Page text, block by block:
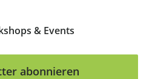
& Events
abonnieren